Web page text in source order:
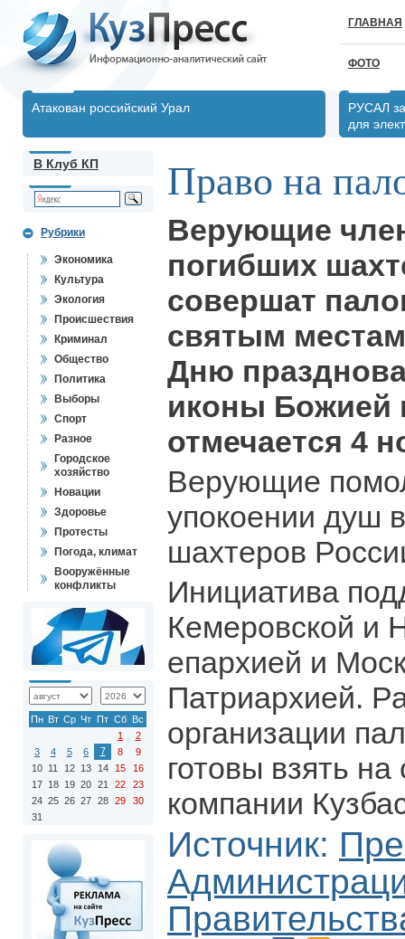
ГЛАВНАЯ
ФОТО
Атакован российский Урал
РУСАЛ
для
В Клуб КП
Рубрики
Экономика
Культура
Экология
Происшествия
Криминал
Общество
Политика
Выборы
Спорт
Разное
Городское
хозяйство
Новации
Здоровье
Протесты
Погода, климат
Вооружённые
конфликты
Пн Вт Ср Чт Пт Сб Вс
1
2
3
4 5 6 7 8
9
10 11 12 13 14 15
16
17 18 19 20 21 22
23
24 25 26 27 28 29
30
31
Право на
Верующие
погибших
совершат
святым
Дню
иконы Божией
отмечается 4
Верующие
упокоении душ
шахтеров
Инициатива
Кемеровской и
епархией и
Патриархией.
организации
готовы взять
компании
Источник: